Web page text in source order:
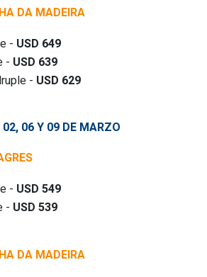
DA MADEIRA
- USD 649
- USD 639
- USD 629
06 Y 09 DE MARZO
- USD 549
- USD 539
DA MADEIRA